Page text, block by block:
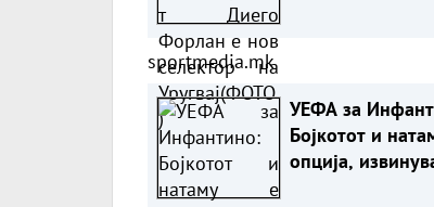
sportmedia.mk
УЕФА за
Бојкотот и
опција,